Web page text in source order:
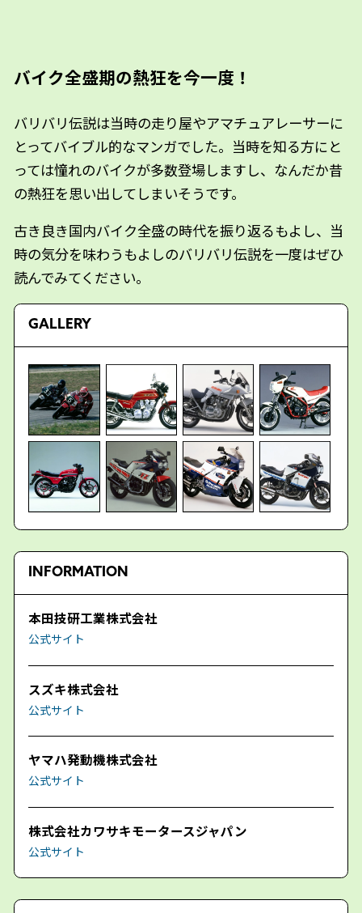
バイク全盛期の熱狂を今一度！
バリバリ伝説は当時の走り屋やアマチュアレーサーに
とってバイブル的なマンガでした。当時を知る方にと
っては憧れのバイクが多数登場しますし、なんだか昔
の熱狂を思い出してしまいそうです。
古き良き国内バイク全盛の時代を振り返るもよし、当
時の気分を味わうもよしのバリバリ伝説を一度はぜひ
読んでみてください。
GALLERY
INFORMATION
本田技研工業株式会社
公式サイト
スズキ株式会社
公式サイト
ヤマハ発動機株式会社
公式サイト
株式会社カワサキモータースジャパン
公式サイト